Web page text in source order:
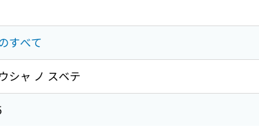
すべて
シャ ノ スベテ